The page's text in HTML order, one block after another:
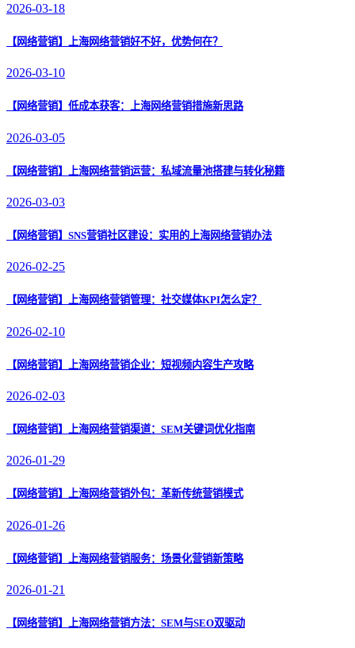
2026-03-18
【网络营销】 上海网络营销好不好，优势何在？
2026-03-10
【网络营销】 低成本获客：上海网络营销措施新思路
2026-03-05
【网络营销】 上海网络营销运营：私域流量池搭建与转化秘籍
2026-03-03
【网络营销】 SNS营销社区建设：实用的上海网络营销办法
2026-02-25
【网络营销】 上海网络营销管理：社交媒体KPI怎么定？
2026-02-10
【网络营销】 上海网络营销企业：短视频内容生产攻略
2026-02-03
【网络营销】 上海网络营销渠道：SEM关键词优化指南
2026-01-29
【网络营销】 上海网络营销外包：革新传统营销模式
2026-01-26
【网络营销】 上海网络营销服务：场景化营销新策略
2026-01-21
【网络营销】 上海网络营销方法：SEM与SEO双驱动